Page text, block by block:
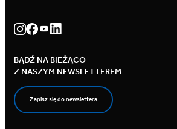
BĄDŹ NA BIEŻĄCO
Z NASZYM NEWSLETTEREM
Zapisz się do newslettera